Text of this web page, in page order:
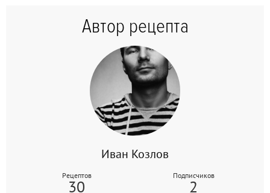
Автор рецепта
Иван Козлов
Рецептов
30
Подписчиков
2